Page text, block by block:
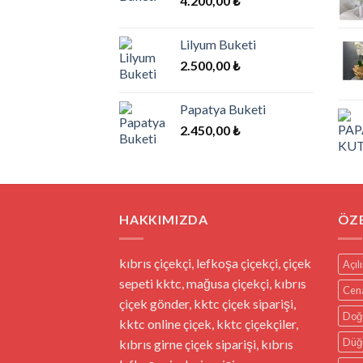
Lilyum Buketi
2.500,00₺
Papatya Buketi
2.450,00₺
HAKKIMIZDA
kıbrıs çiçekçi, lefkoşa çiçekçi, çiçek
sepeti kktc, mağusa çiçekçi, kıbrıs
çiçek gönder, kktc çiçek siparişi,
kktc online çiçek, kktc çiçekçiler,
kıbrıs girne çiçek siparişi, kıbrıs